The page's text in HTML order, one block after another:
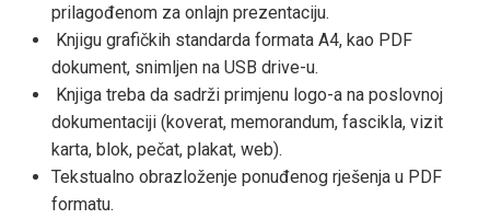
prilagođenom za onlajn prezentaciju.
Knjigu grafičkih standarda formata A4, kao PDF
dokument, snimljen na USB drive-u.
Knjiga treba da sadrži primjenu logo-a na poslovnoj
dokumentaciji (koverat, memorandum, fascikla, vizit
karta, blok, pečat, plakat, web).
Tekstualno obrazloženje ponuđenog rješenja u PDF
formatu.